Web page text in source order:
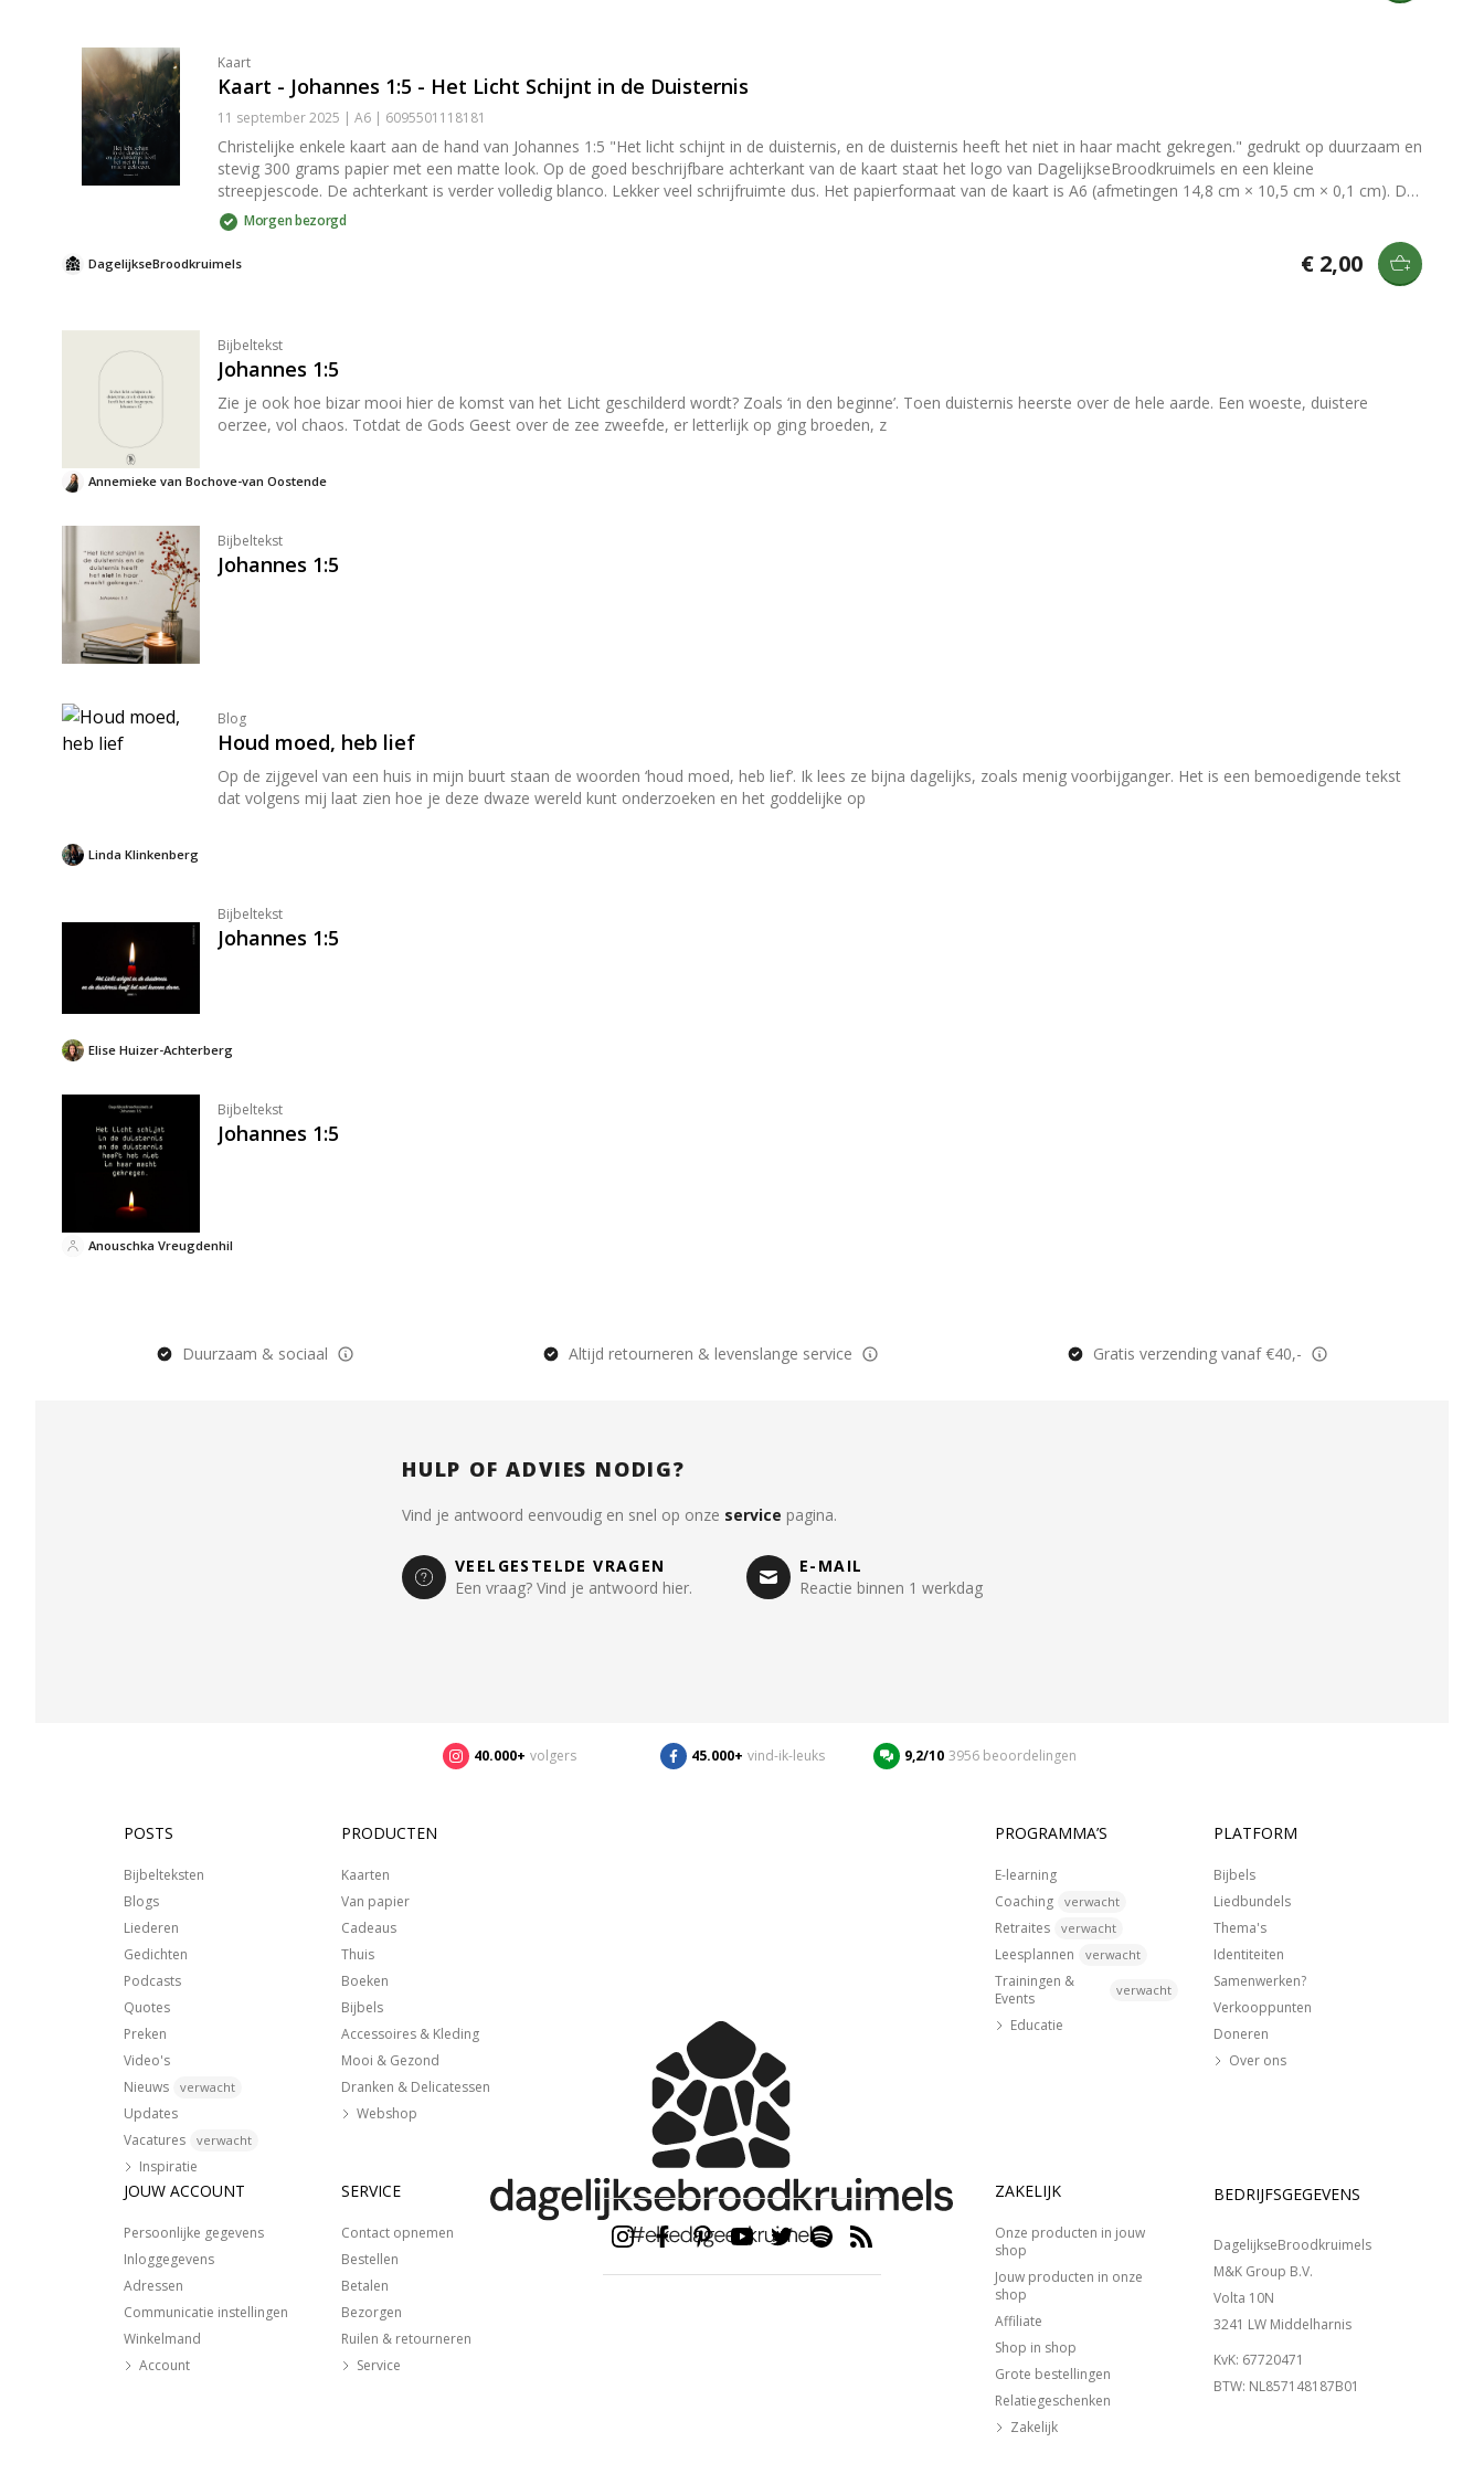
Kaart
Kaart - Johannes 1:5 - Het Licht Schijnt in de Duisternis
11 september 2025 | A6 | 6095501118181
Christelijke enkele kaart aan de hand van Johannes 1:5 "Het licht schijnt in de duisternis, en de duisternis heeft het niet in haar macht gekregen." gedrukt op duurzaam en
stevig 300 grams papier met een matte look. Op de goed beschrijfbare achterkant van de kaart staat het logo van DagelijkseBroodkruimels en een kleine
streepjescode. De achterkant is verder volledig blanco. Lekker veel schrijfruimte dus. Het papierformaat van de kaart is A6 (afmetingen 14,8 cm × 10,5 cm × 0,1 cm). De
kaart wordt geleverd met een passende geribbelde kraft envelop met puntklep. De puntklep is voorzien van een gegomde strip die nat gemaakt moet worden om de
envelop dicht te plakken. Tip: Kaarten zijn niet alleen leuk om te versturen, maar ook om thuis in je interieur te zetten. Het papier is stevig genoeg om de kaarten zonder
hulpmiddelen tegen een wand of ander voorwerp te laten staan. Toch iets leuks kopen om kaarten mee neer te zetten of op te hangen? Bekijk dan onze [klemborden]
Morgen bezorgd
DagelijkseBroodkruimels € 2,00
Bijbeltekst
Johannes 1:5
Zie je ook hoe bizar mooi hier de komst van het Licht geschilderd wordt? Zoals ‘in den beginne’. Toen duisternis heerste over de hele aarde. Een woeste, duistere
oerzee, vol chaos. Totdat de Gods Geest over de zee zweefde, er letterlijk op ging broeden, z
Annemieke van Bochove-van Oostende
Bijbeltekst
Johannes 1:5
Blog
Houd moed, heb lief
Op de zijgevel van een huis in mijn buurt staan de woorden ‘houd moed, heb lief’. Ik lees ze bijna dagelijks, zoals menig voorbijganger. Het is een bemoedigende tekst
dat volgens mij laat zien hoe je deze dwaze wereld kunt onderzoeken en het goddelijke op
Linda Klinkenberg
Bijbeltekst
Johannes 1:5
Elise Huizer-Achterberg
Bijbeltekst
Johannes 1:5
Anouschka Vreugdenhil
Duurzaam & sociaal Altijd retourneren & levenslange service Gratis verzending vanaf €40,-
HULP OF ADVIES NODIG?
Vind je antwoord eenvoudig en snel op onze service pagina.
VEELGESTELDE VRAGEN
Een vraag? Vind je antwoord hier.
E-MAIL
Reactie binnen 1 werkdag
40.000+ volgers 45.000+ vind-ik-leuks 9,2/10 3956 beoordelingen
POSTS
Bijbelteksten
Blogs
Liederen
Gedichten
Podcasts
Quotes
Preken
Video's
Nieuws
verwacht
Updates
Vacatures
verwacht
Inspiratie
PRODUCTEN
Kaarten
Van papier
Cadeaus
Thuis
Boeken
Bijbels
Accessoires & Kleding
Mooi & Gezond
Dranken & Delicatessen
Webshop
PROGRAMMA’S
E-learning
Coaching
verwacht
Retraites verwacht
Leesplannen verwacht
Trainingen &
Events
verwacht
Educatie
PLATFORM
Bijbels
Liedbundels
Thema's
Identiteiten
Samenwerken?
Verkooppunten
Doneren
Over ons
JOUW ACCOUNT
Persoonlijke gegevens
Inloggegevens
Adressen
Communicatie instellingen
Winkelmand
Account
SERVICE
Contact opnemen
Bestellen
Betalen
Bezorgen
Ruilen & retourneren
Service
ZAKELIJK
Onze producten in jouw
shop
Jouw producten in onze
shop
Affiliate
Shop in shop
Grote bestellingen
Relatiegeschenken
Zakelijk
BEDRIJFSGEGEVENS
DagelijkseBroodkruimels
M&K Group B.V.
Volta 10N
3241 LW Middelharnis
KvK: 67720471
BTW: NL857148187B01